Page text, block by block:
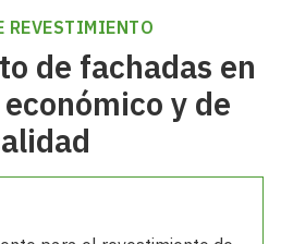
REVESTIMIENTO
de fachadas en
y de